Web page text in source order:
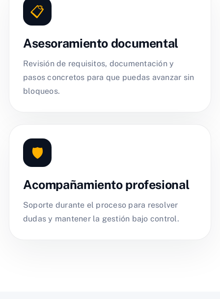
📋
Asesoramiento documental
Revisión de requisitos, documentación y
pasos concretos para que puedas avanzar sin
bloqueos.
🛡️
Acompañamiento profesional
Soporte durante el proceso para resolver
dudas y mantener la gestión bajo control.